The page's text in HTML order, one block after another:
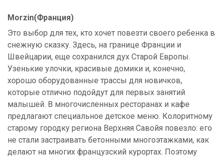
Morzin(Франция)
Это выбор для тех, кто хочет повезти своего ребенка в
снежную сказку. Здесь, на границе Франции и
Швейцарии, еще сохранился дух Старой Европы.
Узенькие улочки, красивые домики и, конечно,
хорошо оборудованные трассы для новичков,
которые отлично подойдут для первых занятий
малышей. В многочисленных ресторанах и кафе
предлагают специальное детское меню. Колоритному
старому городку региона Верхняя Савойя повезло: его
не стали застраивать бетонными многоэтажками, как
делают на многих французский курортах. Поэтому